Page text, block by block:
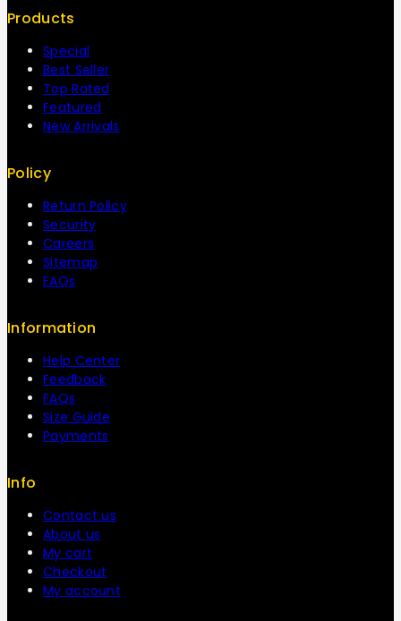
Products
Special
Best Seller
Top Rated
Featured
New Arrivals
Policy
Return Policy
Security
Careers
Sitemap
FAQs
Information
Help Center
Feedback
FAQs
Size Guide
Payments
Info
Contact us
About us
My cart
Checkout
My account